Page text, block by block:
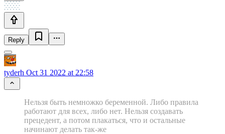
Reply
tyderh Oct 31 2022 at 22:58
Нельзя быть немножко беременной. Либо правила
работают для всех, либо нет. Нельзя создавать
прецедент, а потом плакаться, что и остальные
начинают делать так-же